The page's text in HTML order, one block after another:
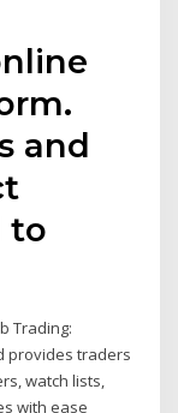
and
to
Trading:
provides traders
watch lists,
with ease